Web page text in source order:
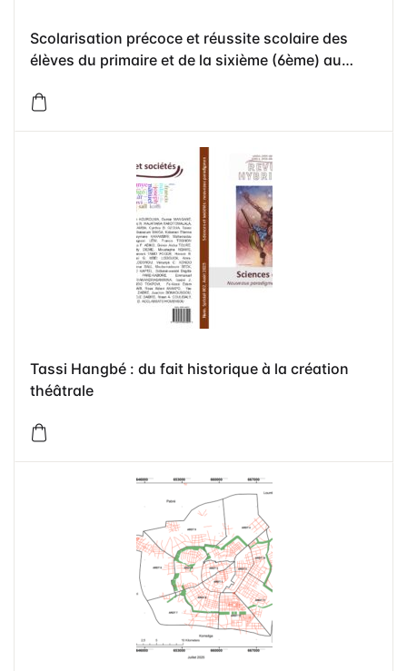
Scolarisation précoce et réussite scolaire des
élèves du primaire et de la sixième (6ème) au
Tassi Hangbé : du fait historique à la création
théâtrale